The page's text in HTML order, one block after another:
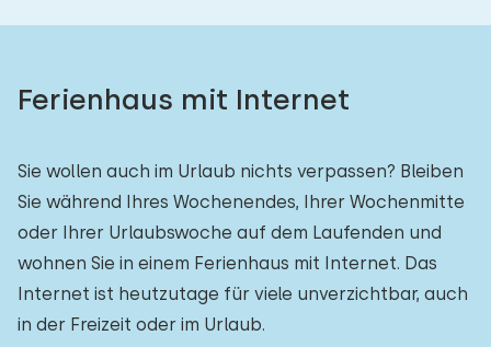
Ferienhaus mit Internet
Sie wollen auch im Urlaub nichts verpassen? Bleiben
Sie während Ihres Wochenendes, Ihrer Wochenmitte
oder Ihrer Urlaubswoche auf dem Laufenden und
wohnen Sie in einem Ferienhaus mit Internet. Das
Internet ist heutzutage für viele unverzichtbar, auch
in der Freizeit oder im Urlaub.